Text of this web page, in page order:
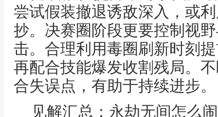
尝试假装撤退诱敌深入，或
抄。决赛圈阶段更要控制视
击。合理利用毒圈刷新时刻
再配合技能爆发收割残局。
合失误点，有助于持续进步。
见解汇总：永劫无间怎么